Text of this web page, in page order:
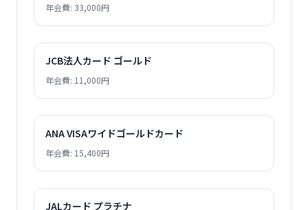
年会費: 33,000円
JCB法人カード ゴールド
年会費: 11,000円
ANA VISAワイドゴールドカード
年会費: 15,400円
JALカード プラチナ